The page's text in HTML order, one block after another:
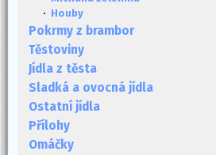
· Houby
Pokrmy z brambor
Těstoviny
Jídla z těsta
Sladká a ovocná jídla
Ostatní jídla
Přílohy
Omáčky